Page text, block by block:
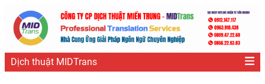
Dịch thuật MIDTrans